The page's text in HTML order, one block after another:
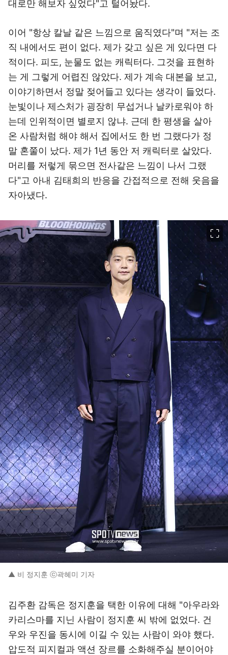
대로만 해보자 싶었다"고 털어놨다.
이어 "항상 칼날 같은 느낌으로 움직였다"며 "저는 조
직 내에서도 편이 없다. 제가 갖고 싶은 게 있다면 다
적이다. 피도, 눈물도 없는 캐릭터다. 그것을 표현하
는 게 그렇게 어렵진 않았다. 제가 계속 대본을 보고,
이야기하면서 정말 젖어들고 있다는 생각이 들었다.
눈빛이나 제스처가 굉장히 무섭거나 날카로워야 하
는데 인위적이면 별로지 않냐. 근데 한 평생을 살아
온 사람처럼 해야 해서 집에서도 한 번 그랬다가 정
말 혼쭐이 났다. 제가 1년 동안 저 캐릭터로 살았다.
머리를 저렇게 묶으면 전사같은 느낌이 나서 그랬
다"고 아내 김태희의 반응을 간접적으로 전해 웃음을
자아냈다.
▲ 비 정지훈 ⓒ곽혜미 기자
김주환 감독은 정지훈을 택한 이유에 대해 "아우라와
카리스마를 지닌 사람이 정지훈 씨 밖에 없었다. 건
우와 우진을 동시에 이길 수 있는 사람이 와야 했다.
압도적 피지컬과 액션 장르를 소화해주실 분이어야